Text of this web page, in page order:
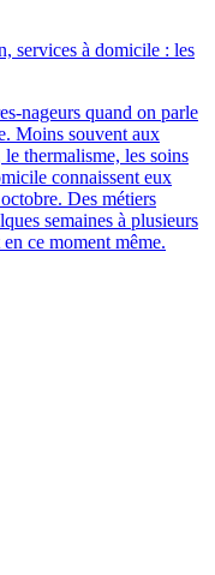
services à domicile : les
nageurs quand on parle
Moins souvent aux
thermalisme, les soins
connaissent eux
Des métiers
semaines à plusieurs
ce moment même.